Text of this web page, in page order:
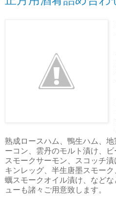
熟成ロースハム、鴨生ハム、
ーコン、雲丹のモルト漬け、ビ
スモークサーモン、スコッチ
キンレッグ、半生唐墨スモー
蠣スモークオイル漬け、など
ューも諸々ご用意致します。